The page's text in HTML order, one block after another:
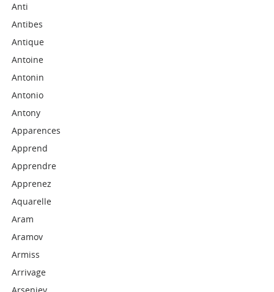
Anti
Antibes
Antique
Antoine
Antonin
Antonio
Antony
Apparences
Apprend
Apprendre
Apprenez
Aquarelle
Aram
Aramov
Armiss
Arrivage